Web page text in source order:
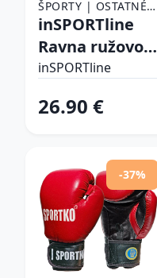
ŠPORTY | OSTATNÉ
ŠPORTY | BOJOVÉ
BOXERSKÉ RUKAVICE
inSPORTline
Ravna ružovo-
biela - 6oz
inSPORTline
26.90 €
-37%